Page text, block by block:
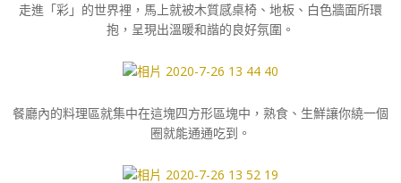
走進「彩」的世界裡，馬上就被木質感桌椅、地板、白色牆面所環
抱，呈現出溫暖和諧的良好氛圍。
餐廳內的料理區就集中在這塊四方形區塊中，熟食、生鮮讓你繞一個
圈就能通通吃到。